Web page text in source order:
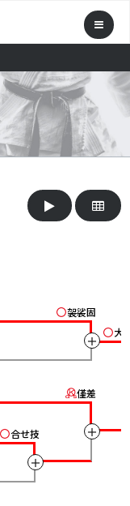
合せ技
＋
袈裟固
＋
僅差
＋
大